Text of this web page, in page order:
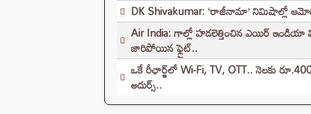
DK Shivakumar: ‘రాజీనామా’ నిమిషాల్లో
Air India: గాల్లో హడలెత్తించిన ఎయిర్ ఇండియా
జారిపోయిన ఫ్లైట్..
ఒకే రీఛార్జ్‌లో Wi-Fi, TV, OTT.. నెలకు
అదుర్స్..